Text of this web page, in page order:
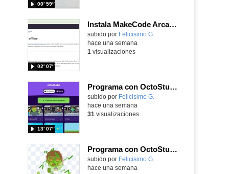
00′ 59″
Instala MakeCode Arcade offline para programar grandes juegos sin necesidad de Internet
Contenido educativo.
subido por Felicisimo G.
02′ 07″
hace una semana
1 visualizaciones
Programa con OctoStudio, un juego de disparos contra Zombies con un cargador basado en el House of the dead
Contenido educativo.
subido por Felicisimo G.
13′ 07″
hace una semana
31 visualizaciones
Programa con OctoStudio, un juego homenajeando al House of the dead con Zombies
Contenido educativo.
subido por Felicisimo G.
hace una semana